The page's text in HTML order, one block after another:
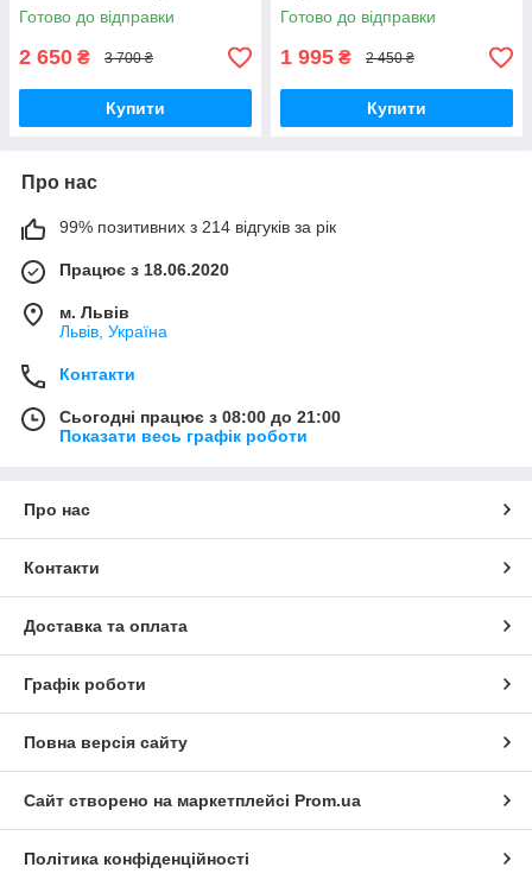
Готово до відправки
2 650 ₴ 3 700 ₴
Купити
Готово до відправки
1 995 ₴ 2 450 ₴
Купити
Про нас
99% позитивних з 214 відгуків за рік
Працює з 18.06.2020
м. Львів
Львів, Україна
Контакти
Сьогодні працює з 08:00 до 21:00
Показати весь графік роботи
Про нас
Контакти
Доставка та оплата
Графік роботи
Повна версія сайту
Сайт створено на маркетплейсі Prom.ua
Політика конфіденційності